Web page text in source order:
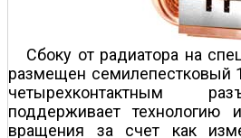
Сбоку от радиатора на
размещен семилепестковый
четырехконтактным
поддерживает технологию
вращения за счет как